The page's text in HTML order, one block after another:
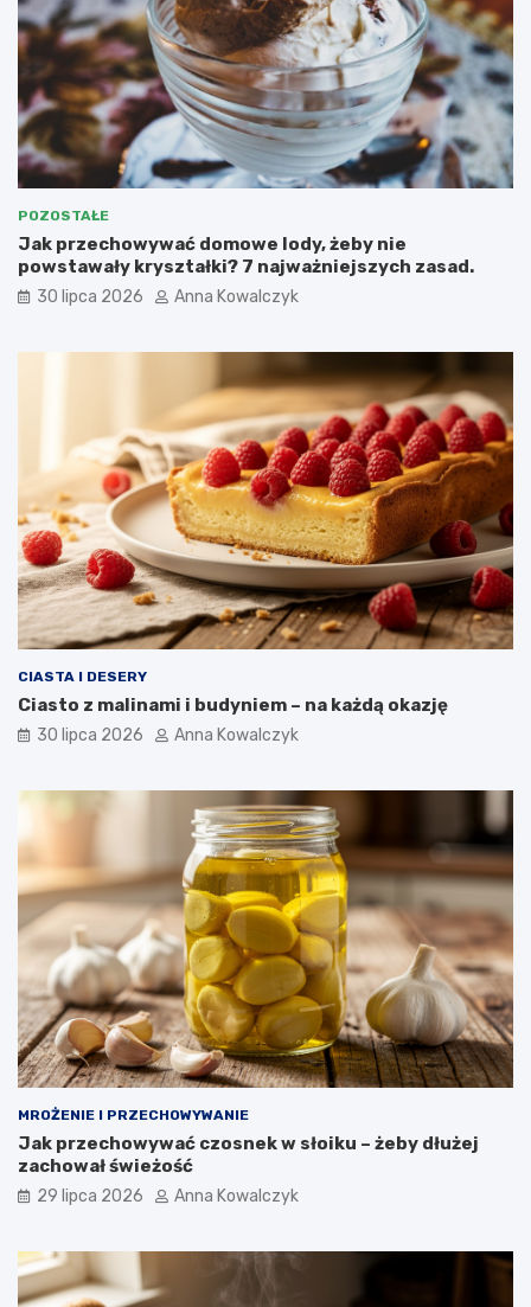
POZOSTAŁE
Jak przechowywać domowe lody, żeby nie
powstawały kryształki? 7 najważniejszych zasad.
30 lipca 2026 Anna Kowalczyk
CIASTA I DESERY
Ciasto z malinami i budyniem – na każdą okazję
30 lipca 2026 Anna Kowalczyk
MROŻENIE I PRZECHOWYWANIE
Jak przechowywać czosnek w słoiku – żeby dłużej
zachował świeżość
29 lipca 2026 Anna Kowalczyk